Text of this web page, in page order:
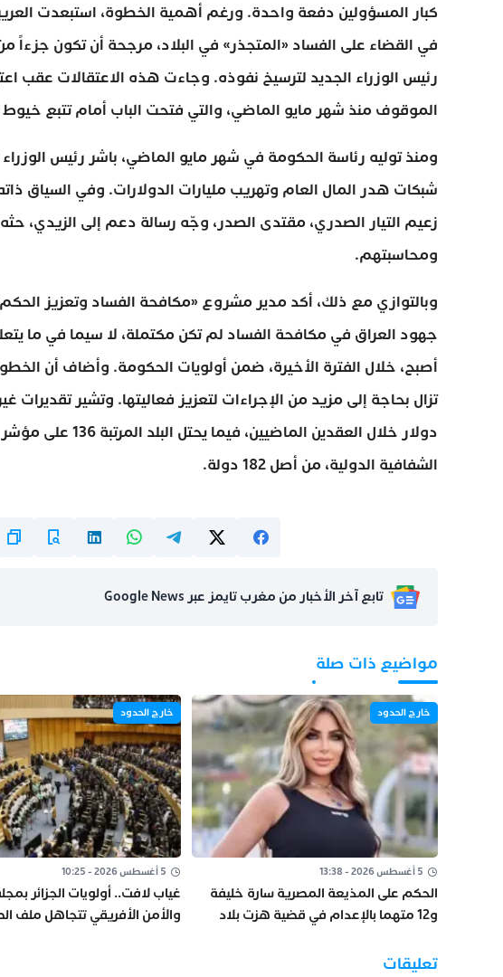
كبار المسؤولين دفعة واحدة. ورغم أهمية الخطوة، استبعدت
في القضاء على الفساد «المتجذر» في البلاد، مرجحة أن تكون
رئيس الوزراء الجديد لترسيخ نفوذه. وجاءت هذه الاعتقالات عقب
الموقوف منذ شهر مايو الماضي، والتي فتحت الباب أمام تتبع
ومنذ توليه رئاسة الحكومة في شهر مايو الماضي، باشر رئيس
شبكات هدر المال العام وتهريب مليارات الدولارات. وفي السياق
زعيم التيار الصدري، مقتدى الصدر، وجّه رسالة دعم إلى الزيدي،
ومحاسبتهم.
وبالتوازي مع ذلك، أكد مدير مشروع «مكافحة الفساد وتعزيز الحكم»
جهود العراق في مكافحة الفساد لم تكن مكتملة، لا سيما في ما
أصبح، خلال الفترة الأخيرة، ضمن أولويات الحكومة. وأضاف أن
الشفافية الدولية، من أصل 182 دولة.
تابع آخر الأخبار من مغرب تايمز عبر Google News
مواضيع ذات صلة
خارج الحدود
5 أغسطس 2026 - 13:38
الحكم على المذيعة المصرية سارة خليفة
و12 متهما بالإعدام في قضية هزت بلاد
خارج الحدود
5 أغسطس 2026 - 10:25
غياب لافت.. أولويات الجزائر
والأمن الأفريقي تتجاهل ملف
تعليقات